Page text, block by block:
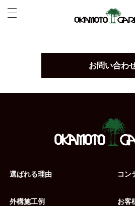
工事中
お問い合わ
選ばれる理由
外構施工例
コン
お客